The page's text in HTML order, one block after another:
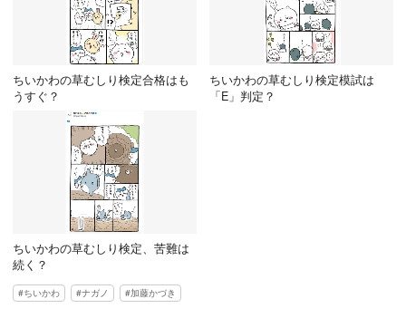
ちいかわの草むしり検定合格はも
うすぐ？
ちいかわの草むしり検定模試は
「E」判定？
ちいかわの草むしり検定、苦難は
続く？
ちいかわ ナガノ 加藤かづき